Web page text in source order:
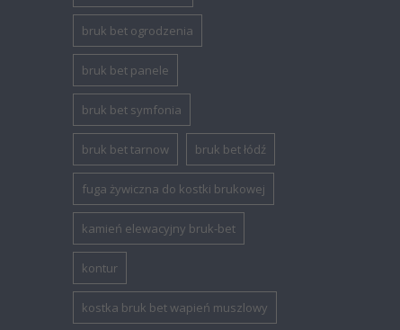
bruk bet ogrodzenia
bruk bet panele
bruk bet symfonia
bruk bet tarnow bruk bet łódź
fuga żywiczna do kostki brukowej
kamień elewacyjny bruk-bet
kontur
kostka bruk bet wapień muszlowy